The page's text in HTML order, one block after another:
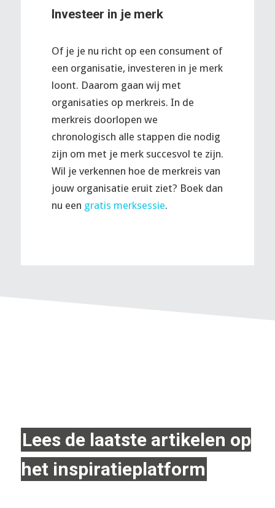
Investeer in je merk
Of je je nu richt op een consument of
een organisatie, investeren in je merk
loont. Daarom gaan wij met
organisaties op merkreis. In de
merkreis doorlopen we
chronologisch alle stappen die nodig
zijn om met je merk succesvol te zijn.
Wil je verkennen hoe de merkreis van
jouw organisatie eruit ziet? Boek dan
nu een gratis merksessie.
Lees de laatste artikelen op
het inspiratieplatform